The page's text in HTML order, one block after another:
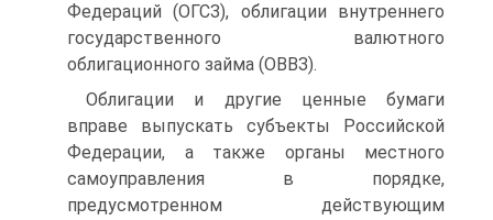
Федераций (ОГСЗ), облигации внутреннего
государственного валютного
облигационного займа (ОВВЗ).
Облигации и другие ценные бумаги
вправе выпускать субъекты Российской
Федерации, а также органы местного
самоуправления в порядке,
предусмотренном действующим